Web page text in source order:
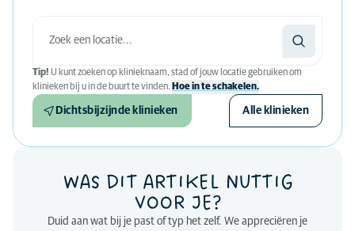
Tip! U kunt zoeken op klinieknaam, stad of jouw locatie gebruiken om
klinieken bij u in de buurt te vinden. Hoe in te schakelen.
Dichtsbijzijnde klinieken Alle klinieken
WAS DIT ARTIKEL NUTTIG
VOOR JE?
Duid aan wat bij je past of typ het zelf. We appreciëren je